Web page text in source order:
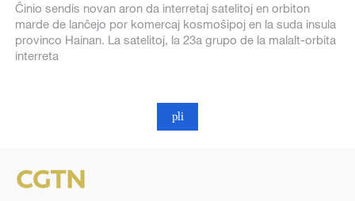
Ĉinio sendis novan aron da interretaj satelitoj en orbiton
marde de lanĉejo por komercaj kosmoŝipoj en la suda insula
provinco Hainan. La satelitoj, la 23a grupo de la malalt-orbita
interreta
pli